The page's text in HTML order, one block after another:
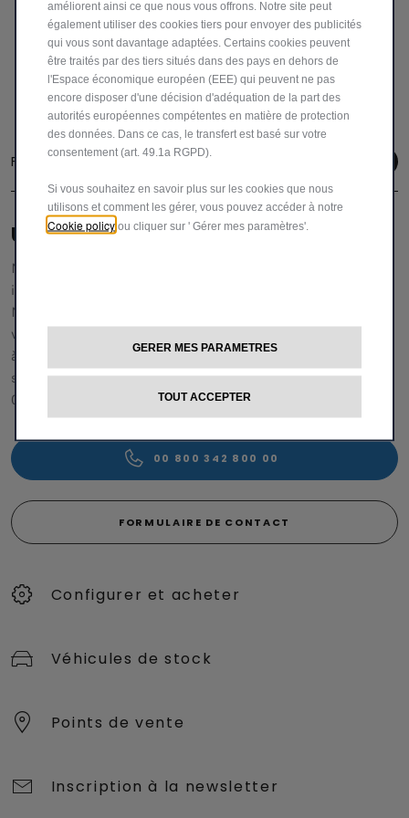
Suivant
Follow us
UNE ÉQUIPE DÉDIÉE POUR VOUS AIDER
Notre service clientèle vous fournira toutes les
informations et l'assistance dont vous avez besoin.
N'hésitez pas à demander des détails spécifiques sur nos
véhicules,
à nous faire part de vos réclamations ou de vos
suggestions pour améliorer notre service.
00 800 342 800 00
00 800 342 800 00
FORMULAIRE DE CONTACT
Configurer et acheter
Véhicules de stock
Points de vente
Inscription à la newsletter
améliorent ainsi ce que nous vous offrons. Notre site peut
également utiliser des cookies tiers pour envoyer des publicités
qui vous sont davantage adaptées. Certains cookies peuvent
être traités par des tiers situés dans des pays en dehors de
l'Espace économique européen (EEE) qui peuvent ne pas
encore disposer d'une décision d'adéquation de la part des
autorités européennes compétentes en matière de protection
des données. Dans ce cas, le transfert est basé sur votre
consentement (art. 49.1a RGPD).
Si vous souhaitez en savoir plus sur les cookies que nous
utilisons et comment les gérer, vous pouvez accéder à notre
Cookie policy ou cliquer sur ' Gérer mes paramètres'.
GERER MES PARAMETRES
TOUT ACCEPTER